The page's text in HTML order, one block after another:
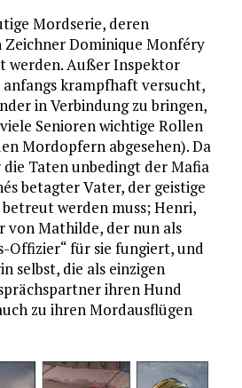
Mordserie, deren
Dominique Monféry
werden. Außer Inspektor
anfangs krampfhaft versucht,
in Verbindung zu bringen,
Senioren wichtige Rollen
Mordopfern abgesehen). Da
die Taten unbedingt der Mafia
betagter Vater, der geistige
werden muss; Henri,
Mathilde, der nun als
Offizier“ für sie fungiert, und
selbst, die als einzigen
ihren Hund
zu ihren Mordausflügen